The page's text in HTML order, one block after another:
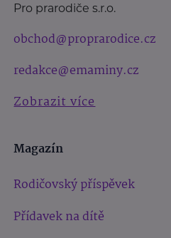
Pro prarodiče s.r.o.
obchod@proprarodice.cz
redakce@emaminy.cz
Zobrazit více
Magazín
Rodičovský příspěvek
Přídavek na dítě